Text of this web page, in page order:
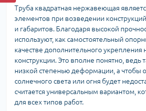
Труба квадратная нержавеющая
элементов при возведении
и габаритов. Благодаря высокой
используют, как самостоятельный
качестве дополнительного укрепления
конструкции. Это вполне понятно, ведь
низкой степенью деформации, а чтобы
солнечного света или огня будет
считается универсальным вариантом,
для всех типов работ.